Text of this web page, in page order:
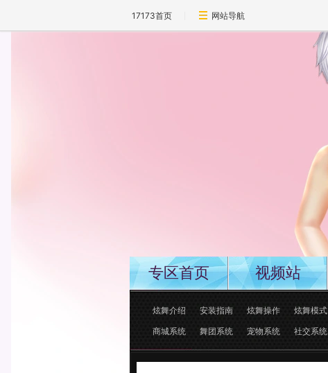
17173首页 网站导航
专区首页 视频站
炫舞介绍 安装指南 炫舞操作 炫舞模式
商城系统 舞团系统 宠物系统 社交系统